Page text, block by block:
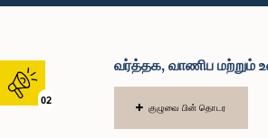
02
வர்த்தக, வாணிப மற்றும்
குழுவை பின் தொடர